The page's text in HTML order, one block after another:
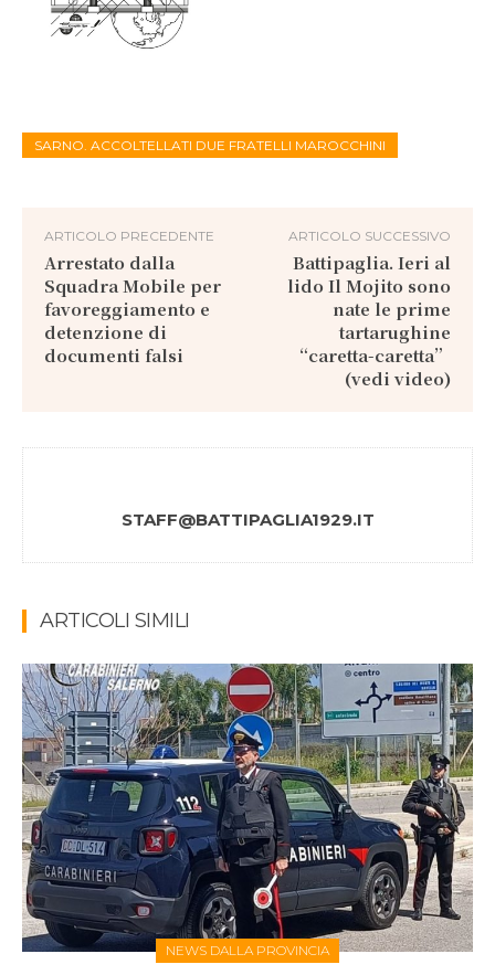
SARNO. ACCOLTELLATI DUE FRATELLI MAROCCHINI
ARTICOLO PRECEDENTE
Arrestato dalla
Squadra Mobile per
favoreggiamento e
detenzione di
documenti falsi
ARTICOLO SUCCESSIVO
Battipaglia. Ieri al
lido Il Mojito sono
nate le prime
tartarughine
“caretta-caretta”
(vedi video)
STAFF@BATTIPAGLIA1929.IT
ARTICOLI SIMILI
NEWS DALLA PROVINCIA